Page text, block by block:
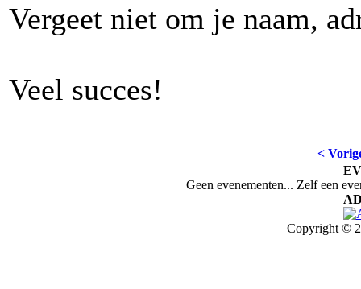
Vergeet niet om je naam,
Veel succes!
<
Geen evenementen... Zelf een
Copyright ©